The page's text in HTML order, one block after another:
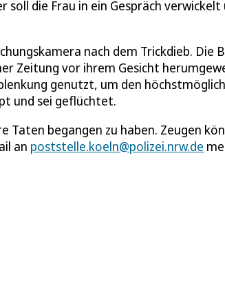
die Frau in ein Gespräch verwickelt
nach dem Trickdieb. Die
Zeitung vor ihrem Gesicht
genutzt, um den
und sei geflüchtet.
begangen zu haben. Zeugen
an poststelle.koeln@polizei.nrw.de